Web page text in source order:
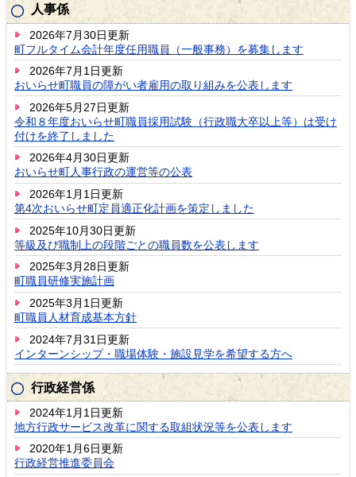
人事係
2026年7月30日更新
町フルタイム会計年度任用職員（一般事務）を募集します
2026年7月1日更新
おいらせ町職員の障がい者雇用の取り組みを公表します
2026年5月27日更新
令和８年度おいらせ町職員採用試験（行政職大卒以上等）は受け
付けを終了しました
2026年4月30日更新
おいらせ町人事行政の運営等の公表
2026年1月1日更新
第4次おいらせ町定員適正化計画を策定しました
2025年10月30日更新
等級及び職制上の段階ごとの職員数を公表します
2025年3月28日更新
町職員研修実施計画
2025年3月1日更新
町職員人材育成基本方針
2024年7月31日更新
インターンシップ・職場体験・施設見学を希望する方へ
行政経営係
2024年1月1日更新
地方行政サービス改革に関する取組状況等を公表します
2020年1月6日更新
行政経営推進委員会